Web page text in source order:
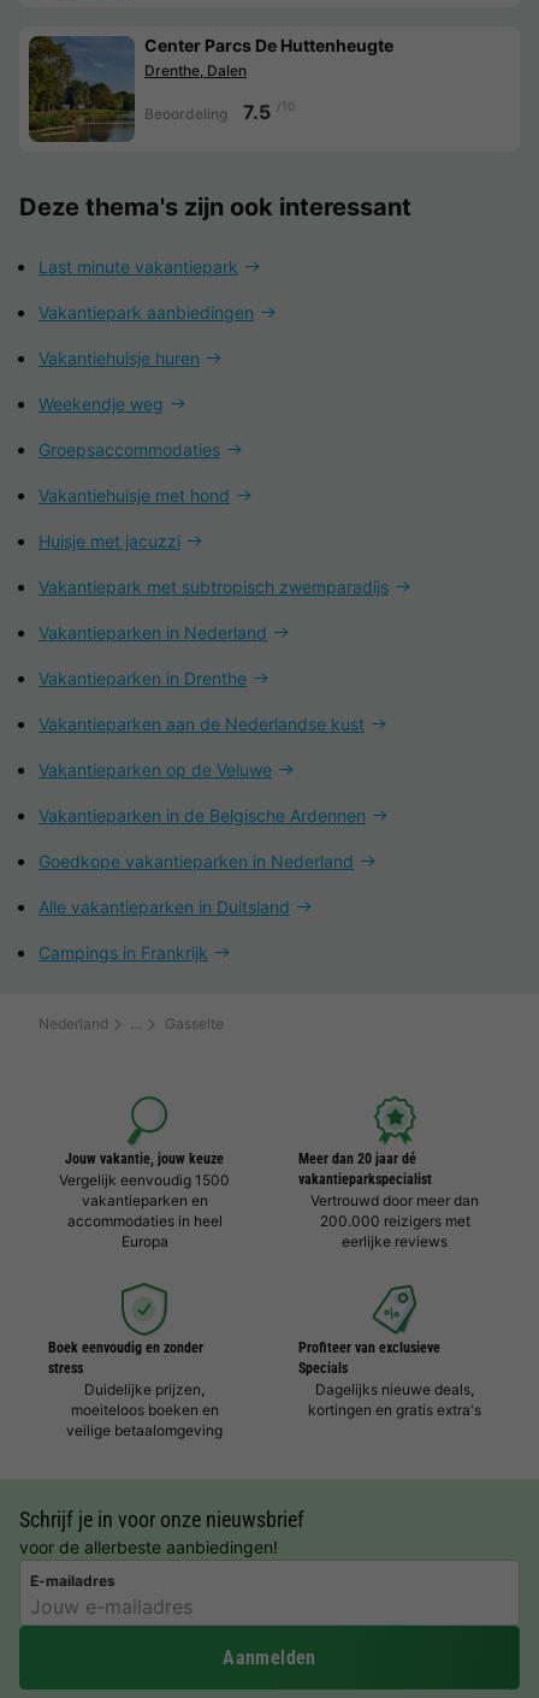
Center Parcs De Huttenheugte
Drenthe, Dalen
Beoordeling 7.5 /10
Deze thema's zijn ook interessant
Last minute vakantiepark
Vakantiepark aanbiedingen
Vakantiehuisje huren
Weekendje weg
Groepsaccommodaties
Vakantiehuisje met hond
Huisje met jacuzzi
Vakantiepark met subtropisch zwemparadijs
Vakantieparken in Nederland
Vakantieparken in Drenthe
Vakantieparken aan de Nederlandse kust
Vakantieparken op de Veluwe
Vakantieparken in de Belgische Ardennen
Goedkope vakantieparken in Nederland
Alle vakantieparken in Duitsland
Campings in Frankrijk
Nederland Gasselte
Jouw vakantie, jouw keuze
Vergelijk eenvoudig 1500
vakantieparken en
accommodaties in heel
Europa
Meer dan 20 jaar dé
vakantieparkspecialist
Vertrouwd door meer dan
200.000 reizigers met
eerlijke reviews
Boek eenvoudig en zonder
stress
Duidelijke prijzen,
moeiteloos boeken en
veilige betaalomgeving
Profiteer van exclusieve
Specials
Dagelijks nieuwe deals,
kortingen en gratis extra's
Schrijf je in voor onze nieuwsbrief
voor de allerbeste aanbiedingen!
E-mailadres
Aanmelden